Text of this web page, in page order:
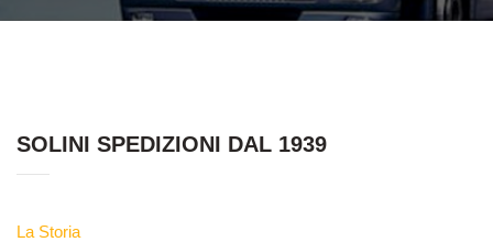
SOLINI SPEDIZIONI DAL 1939
La Storia